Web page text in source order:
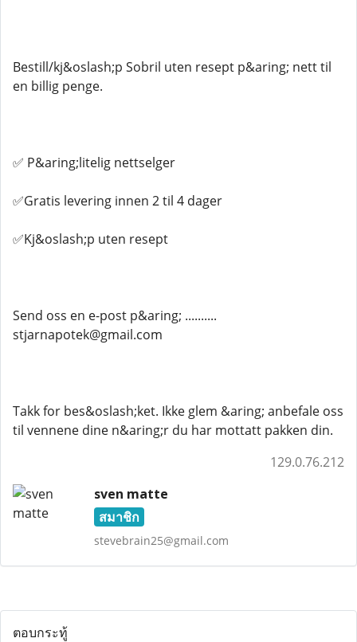
Bestill/kj&oslash;p Sobril uten resept p&aring; nett til
en billig penge.
✅ P&aring;litelig nettselger
✅Gratis levering innen 2 til 4 dager
✅Kj&oslash;p uten resept
Send oss ​​en e-post p&aring; ..........
stjarnapotek@gmail.com
Takk for bes&oslash;ket. Ikke glem &aring; anbefale oss
til vennene dine n&aring;r du har mottatt pakken din.
129.0.76.212
sven matte
สมาชิก
stevebrain25@gmail.com
ตอบกระทู้